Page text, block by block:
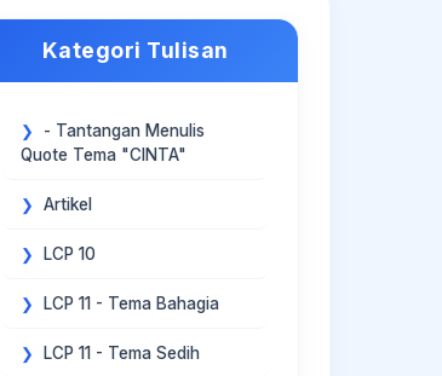
Kategori Tulisan
- Tantangan Menulis
Quote Tema "CINTA"
Artikel
LCP 10
LCP 11 - Tema Bahagia
LCP 11 - Tema Sedih